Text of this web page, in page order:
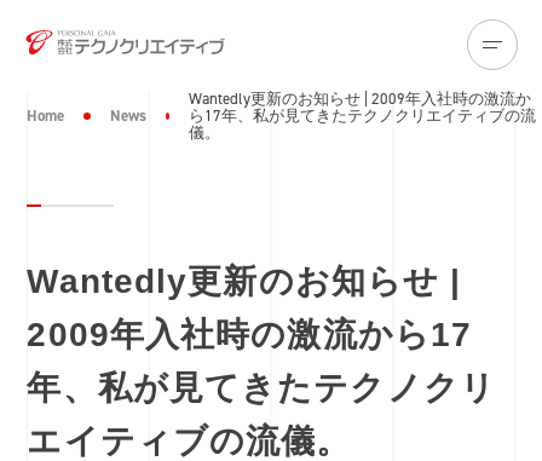
Home News
Wantedly更新のお知らせ | 2009年入社時の激流か
ら17年、私が見てきたテクノクリエイティブの流
儀。
Wantedly更新のお知らせ |
2009年入社時の激流から17
年、私が見てきたテクノクリ
エイティブの流儀。